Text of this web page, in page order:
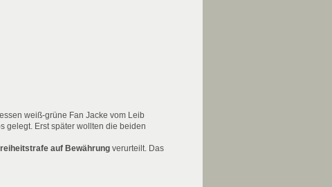
weiß-grüne Fan Jacke vom Leib
gelegt. Erst später wollten die beiden
auf Bewährung verurteilt. Das